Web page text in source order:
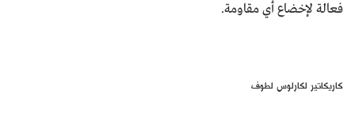
فعالة لإخضاع أي مقاومة.
كاريكاتير لكارلوس لطوف